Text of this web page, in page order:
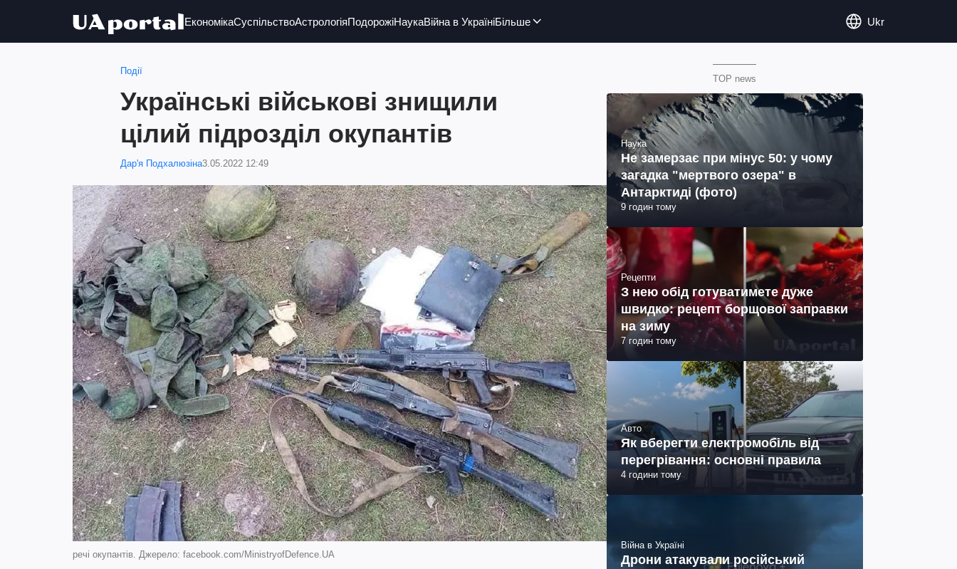
ЕкономікаСуспільствоАстрологіяПодорожіНаукаВійна в УкраїніБільше Ukr
Події
Українські військові знищили
цілий підрозділ окупантів
Дар'я Подхалюзіна3.05.2022 12:49
речі окупантів. Джерело: facebook.com/MinistryofDefence.UA
TOP news
Наука
Не замерзає при мінус 50: у чому
загадка "мертвого озера" в
Антарктиді (фото)
9 годин тому
Рецепти
З нею обід готуватимете дуже
швидко: рецепт борщової заправки
на зиму
7 годин тому
Авто
Як вберегти електромобіль від
перегрівання: основні правила
4 години тому
Війна в Україні
Дрони атакували російський